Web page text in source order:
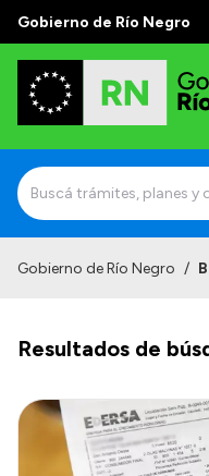
Gobierno de Río Negro
Prensa
Autoridades y
Discursos en la
Casa de Gobierno
Gobierno de Río Negro /
Resultados de